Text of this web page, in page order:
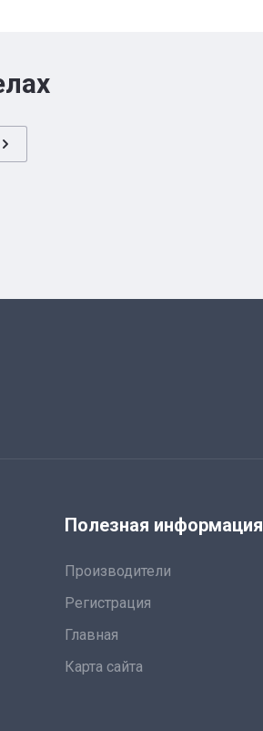
Полезная информация
Производители
Регистрация
Главная
Карта сайта